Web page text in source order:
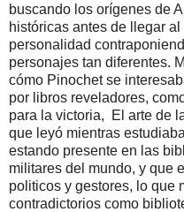
buscando los orígenes de
históricas antes de llegar
personalidad
personajes tan diferentes.
cómo Pinochet se
por libros reveladores,
para la victoria, El arte de
que leyó mientras
estando presente en las
militares del mundo, y que
politicos y gestores, lo que
contradictorios como